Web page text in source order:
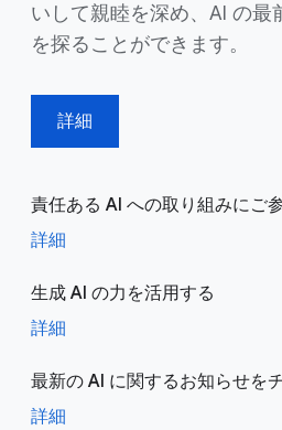
いして親睦を深め、AI の最
を探ることができます。
詳細
責任ある AI への取り組みにご
詳細
生成 AI の力を活用する
詳細
最新の AI に関するお知らせを
詳細